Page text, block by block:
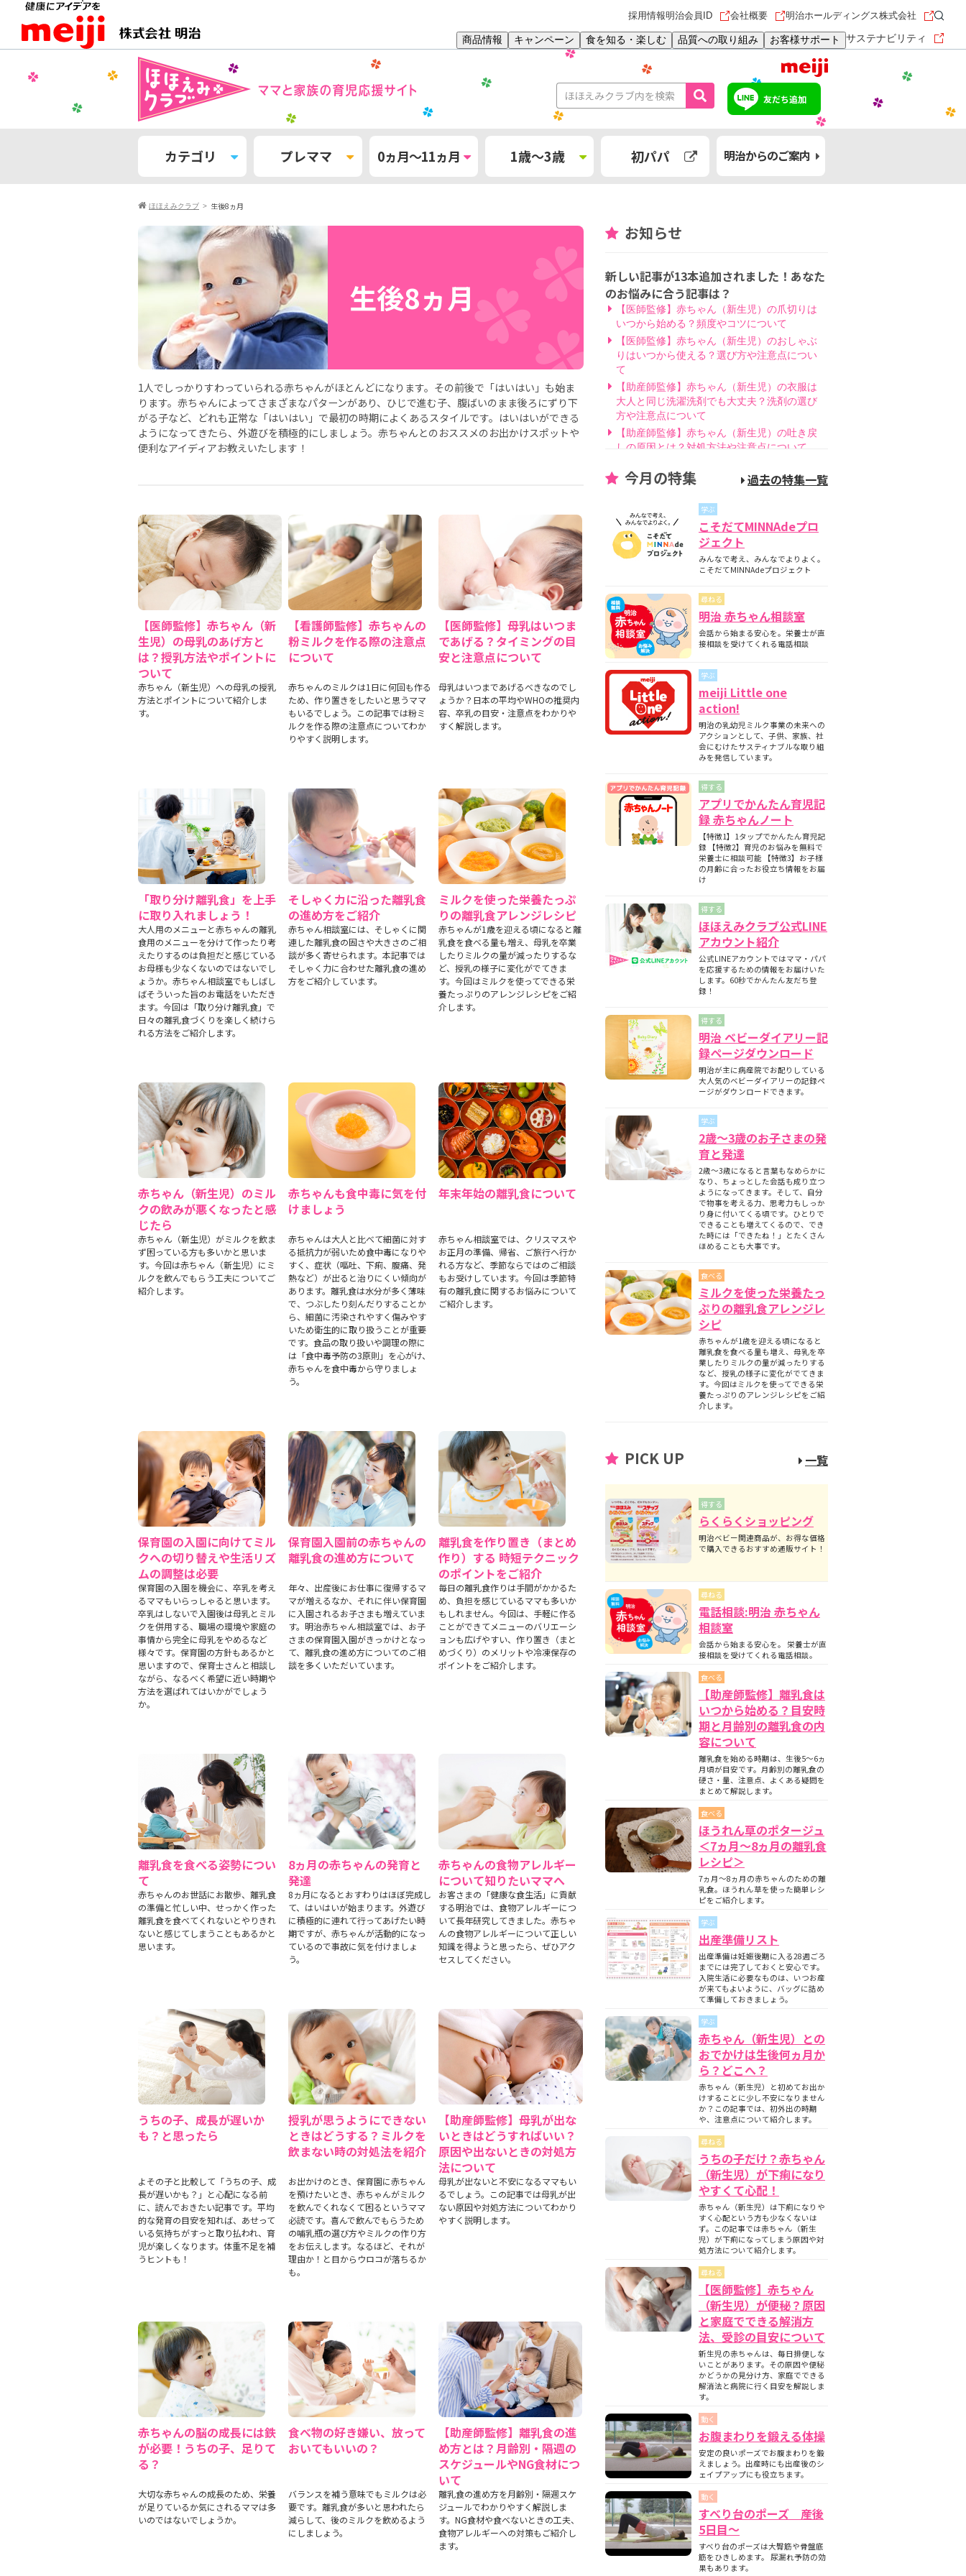
商品情報 キャンペーン 食を知る・楽しむ 品質への取り組み お客様サポート サステナビリティ
採用情報明治会員ID 会社概要 明治ホールディングス株式会社
友だち追加
カテゴリ プレママ 0ヵ月～11ヵ月 1歳～3歳 初パパ 明治からのご案内
ほほえみクラブ 生後8ヵ月
生後8ヵ月
1人でしっかりすわっていられる赤ちゃんがほとんどになります。その前後で「はいはい」も始ま
ります。赤ちゃんによってさまざまなパターンがあり、ひじで進む子、腹ばいのまま後ろにずり下
がる子など、どれも正常な「はいはい」で最初の時期によくあるスタイルです。はいはいができる
ようになってきたら、外遊びを積極的にしましょう。赤ちゃんとのおススメのお出かけスポットや
便利なアイディアお教えいたします！
【医師監修】赤ちゃん（新
生児）の母乳のあげ方と
は？授乳方法やポイントに
ついて
赤ちゃん（新生児）への母乳の授乳
方法とポイントについて紹介しま
す。
【看護師監修】赤ちゃんの
粉ミルクを作る際の注意点
について
赤ちゃんのミルクは1日に何回も作る
ため、作り置きをしたいと思うママ
もいるでしょう。この記事では粉ミ
ルクを作る際の注意点についてわか
りやすく説明します。
【医師監修】母乳はいつま
であげる？タイミングの目
安と注意点について
母乳はいつまであげるべきなのでし
ょうか？日本の平均やWHOの推奨内
容、卒乳の目安・注意点をわかりや
すく解説します。
「取り分け離乳食」を上手
に取り入れましょう！
大人用のメニューと赤ちゃんの離乳
食用のメニューを分けて作ったり考
えたりするのは負担だと感じている
お母様も少なくないのではないでし
ょうか。赤ちゃん相談室でもしばし
ばそういった旨のお電話をいただき
ます。今回は「取り分け離乳食」で
日々の離乳食づくりを楽しく続けら
れる方法をご紹介します。
そしゃく力に沿った離乳食
の進め方をご紹介
赤ちゃん相談室には、そしゃくに関
連した離乳食の固さや大きさのご相
談が多く寄せられます。本記事では
そしゃく力に合わせた離乳食の進め
方をご紹介しています。
ミルクを使った栄養たっぷ
りの離乳食アレンジレシピ
赤ちゃんが1歳を迎える頃になると離
乳食を食べる量も増え、母乳を卒業
したりミルクの量が減ったりするな
ど、授乳の様子に変化がでてきま
す。今回はミルクを使ってできる栄
養たっぷりのアレンジレシピをご紹
介します。
赤ちゃん（新生児）のミル
クの飲みが悪くなったと感
じたら
赤ちゃん（新生児）がミルクを飲ま
ず困っている方も多いかと思いま
す。今回は赤ちゃん（新生児）にミ
ルクを飲んでもらう工夫についてご
紹介します。
赤ちゃんも食中毒に気を付
けましょう
赤ちゃんは大人と比べて細菌に対す
る抵抗力が弱いため食中毒になりや
すく、症状（嘔吐、下痢、腹痛、発
熱など）が出ると治りにくい傾向が
あります。離乳食は水分が多く薄味
で、つぶしたり刻んだりすることか
ら、細菌に汚染されやすく傷みやす
いため衛生的に取り扱うことが重要
です。食品の取り扱いや調理の際に
は「食中毒予防の3原則」を心がけ、
赤ちゃんを食中毒から守りましょ
う。
年末年始の離乳食について
赤ちゃん相談室では、クリスマスや
お正月の準備、帰省、ご旅行へ行か
れる方など、季節ならではのご相談
もお受けしています。今回は季節特
有の離乳食に関するお悩みについて
ご紹介します。
保育園の入園に向けてミル
クへの切り替えや生活リズ
ムの調整は必要
保育園の入園を機会に、卒乳を考え
るママもいらっしゃると思います。
卒乳はしないで入園後は母乳とミル
クを併用する、職場の環境や家庭の
事情から完全に母乳をやめるなど
様々です。保育園の方針もあるかと
思いますので、保育士さんと相談し
ながら、なるべく希望に近い時期や
方法を選ばれてはいかがでしょう
か。
保育園入園前の赤ちゃんの
離乳食の進め方について
年々、出産後にお仕事に復帰するマ
マが増えるなか、それに伴い保育園
に入園されるお子さまも増えていま
す。明治赤ちゃん相談室では、お子
さまの保育園入園がきっかけとなっ
て、離乳食の進め方についてのご相
談を多くいただいています。
離乳食を作り置き（まとめ
作り）する 時短テクニック
のポイントをご紹介
毎日の離乳食作りは手間がかかるた
め、負担を感じているママも多いか
もしれません。今回は、手軽に作る
ことができてメニューのバリエーシ
ョンも広げやすい、作り置き（まと
めづくり）のメリットや冷凍保存の
ポイントをご紹介します。
離乳食を食べる姿勢につい
て
赤ちゃんのお世話にお散歩、離乳食
の準備と忙しい中、せっかく作った
離乳食を食べてくれないとやりきれ
ないと感じてしまうこともあるかと
思います。
8ヵ月の赤ちゃんの発育と
発達
8ヵ月になるとおすわりはほぼ完成し
て、はいはいが始まります。外遊び
に積極的に連れて行ってあげたい時
期ですが、赤ちゃんが活動的になっ
ているので事故に気を付けましょ
う。
赤ちゃんの食物アレルギー
について知りたいママへ
お客さまの「健康な食生活」に貢献
する明治では、食物アレルギーにつ
いて長年研究してきました。赤ちゃ
んの食物アレルギーについて正しい
知識を得ようと思ったら、ぜひアク
セスしてください。
うちの子、成長が遅いか
も？と思ったら
よその子と比較して「うちの子、成
長が遅いかも？」と心配になる前
に、読んでおきたい記事です。平均
的な発育の目安を知れば、あせって
いる気持ちがすっと取り払われ、育
児が楽しくなります。体重不足を補
うヒントも！
授乳が思うようにできない
ときはどうする？ミルクを
飲まない時の対処法を紹介
お出かけのとき、保育園に赤ちゃん
を預けたいとき、赤ちゃんがミルク
を飲んでくれなくて困るというママ
必読です。喜んで飲んでもらうため
の哺乳瓶の選び方やミルクの作り方
をお伝えします。なるほど、それが
理由か！と目からウロコが落ちるか
も。
【助産師監修】母乳が出な
いときはどうすればいい？
原因や出ないときの対処方
法について
母乳が出ないと不安になるママもい
るでしょう。この記事では母乳が出
ない原因や対処方法についてわかり
やすく説明します。
赤ちゃんの脳の成長には鉄
が必要！うちの子、足りて
る？
大切な赤ちゃんの成長のため、栄養
が足りているか気にされるママは多
いのではないでしょうか。
食べ物の好き嫌い、放って
おいてもいいの？
バランスを補う意味でもミルクは必
要です。離乳食が多いと思われたら
減らして、後のミルクを飲めるよう
にしましょう。
【助産師監修】離乳食の進
め方とは？月齢別・隔週の
スケジュールやNG食材につ
いて
離乳食の進め方を月齢別・隔週スケ
ジュールでわかりやすく解説しま
す。NG食材や食べないときの工夫、
食物アレルギーへの対策もご紹介し
ます。
お知らせ
新しい記事が13本追加されました！あなた
のお悩みに合う記事は？
【医師監修】赤ちゃん（新生児）の爪切りは
いつから始める？頻度やコツについて
【医師監修】赤ちゃん（新生児）のおしゃぶ
りはいつから使える？選び方や注意点につい
て
【助産師監修】赤ちゃん（新生児）の衣服は
大人と同じ洗濯洗剤でも大丈夫？洗剤の選び
方や注意点について
【助産師監修】赤ちゃん（新生児）の吐き戻
しの原因とは？対処方法や注意点について
げ方とは？授乳方法やポイントについて
要？煮沸・電子レンジの違いも紹介
【医師監修】新生児の成長曲線とは？成長曲
線を下回るときの対策について
【医師監修】赤ちゃん（新生児）が便秘？原
因と家庭でできる解消方法、受診の目安につ
【助産師監修】離乳食の進め方とは？月齢
別・隔週のスケジュールやNG食材について
【助産師監修】離乳食はいつから始める？目
安時期と月齢別の離乳食の内容について
【医師監修】フォローアップミルクとは？母
乳やミルクとの違いについて
【看護師監修】フォローアップミルクはいつ
から始める？切り替えの目安と必要性を解説
【看護師監修】フォローアップミルクはいつ
まで飲ませる？タイミングの目安と注意点
今月の特集 過去の特集一覧
学ぶ
こそだてMINNAdeプロ
ジェクト
みんなで考え、みんなでよりよく。
こそだてMINNAdeプロジェクト
尋ねる
明治 赤ちゃん相談室
会話から始まる安心を。栄養士が直
接相談を受けてくれる電話相談
学ぶ
meiji Little one
action!
明治の乳幼児ミルク事業の未来への
アクションとして、子供、家族、社
会にむけたサスティナブルな取り組
みを発信しています。
得する
アプリでかんたん育児記
録 赤ちゃんノート
【特徴1】1タップでかんたん育児記
録 【特徴2】育児のお悩みを無料で
栄養士に相談可能 【特徴3】お子様
の月齢に合ったお役立ち情報をお届
け
得する
ほほえみクラブ公式LINE
アカウント紹介
公式LINEアカウントではママ・パパ
を応援するための情報をお届けいた
します。60秒でかんたん友だち登
録！
得する
明治 ベビーダイアリー記
録ページダウンロード
明治が主に病産院でお配りしている
大人気のベビーダイアリーの記録ペ
ージがダウンロードできます。
学ぶ
2歳～3歳のお子さまの発
育と発達
2歳～3歳になると言葉もなめらかに
なり、ちょっとした会話も成り立つ
ようになってきます。そして、自分
で物事を考える力、思考力もしっか
り身に付いてくる頃です。ひとりで
できることも増えてくるので、でき
た時には「できたね！」とたくさん
ほめることも大事です。
食べる
ミルクを使った栄養たっ
ぷりの離乳食アレンジレ
シピ
赤ちゃんが1歳を迎える頃になると
離乳食を食べる量も増え、母乳を卒
業したりミルクの量が減ったりする
など、授乳の様子に変化がでてきま
す。今回はミルクを使ってできる栄
養たっぷりのアレンジレシピをご紹
介します。
PICK UP 一覧
得する
らくらくショッピング
明治ベビー関連商品が、お得な価格
で購入できるおすすめ通販サイト！
尋ねる
電話相談:明治 赤ちゃん
相談室
会話から始まる安心を。 栄養士が直
接相談を受けてくれる電話相談。
食べる
【助産師監修】離乳食は
いつから始める？目安時
期と月齢別の離乳食の内
容について
離乳食を始める時期は、生後5〜6ヵ
月頃が目安です。月齢別の離乳食の
硬さ・量、注意点、よくある疑問を
まとめて解説します。
食べる
ほうれん草のポタージュ
＜7ヵ月〜8ヵ月の離乳食
レシピ＞
7ヵ月～8ヵ月の赤ちゃんのための離
乳食。ほうれん草を使った簡単レシ
ピをご紹介します。
学ぶ
出産準備リスト
出産準備は妊娠後期に入る28週ごろ
までには完了しておくと安心です。
入院生活に必要なものは、いつお産
が来てもよいように、バッグに詰め
て準備しておきましょう。
学ぶ
赤ちゃん（新生児）との
おでかけは生後何ヵ月か
ら？どこへ？
赤ちゃん（新生児）と初めてお出か
けすることに少し不安になりません
か？この記事では、初外出の時期
や、注意点について紹介します。
尋ねる
うちの子だけ？赤ちゃん
（新生児）が下痢になり
やすくて心配！
赤ちゃん（新生児）は下痢になりや
すく心配という方も少なくないは
ず。この記事では赤ちゃん（新生
児）が下痢になってしまう原因や対
処方法について紹介します。
尋ねる
【医師監修】赤ちゃん
（新生児）が便秘？原因
と家庭でできる解消方
法、受診の目安について
新生児の赤ちゃんは、毎日排便しな
いことがあります。その原因や便秘
かどうかの見分け方、家庭でできる
解消法と病院に行く目安を解説しま
す。
動く
お腹まわりを鍛える体操
安定の良いポーズでお腹まわりを鍛
えましょう。出産時にも出産後のシ
ェイプアップにも役立ちます。
動く
すべり台のポーズ 産後
5日目〜
すべり台のポーズは大臀筋や骨盤底
筋をひきしめます。 尿漏れ予防の効
果もあります。